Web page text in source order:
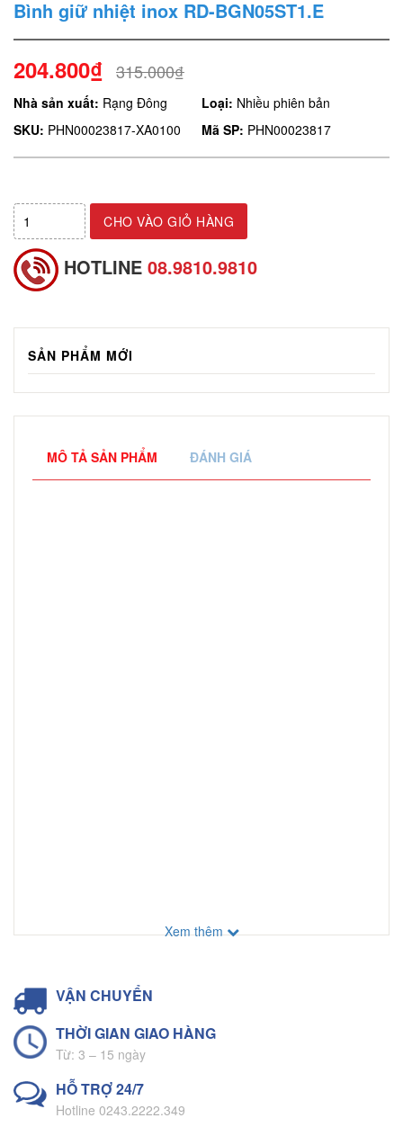
Bình giữ nhiệt inox RD-BGN05ST1.E
204.800₫ 315.000₫
Nhà sản xuất: Rạng Đông Loại: Nhiều phiên bản
SKU: PHN00023817-XA0100 Mã SP: PHN00023817
CHO VÀO GIỎ HÀNG
HOTLINE 08.9810.9810
SẢN PHẨM MỚI
MÔ TẢ SẢN PHẨM ĐÁNH GIÁ
Xem thêm
VẬN CHUYỂN
THỜI GIAN GIAO HÀNG
Từ: 3 – 15 ngày
HỖ TRỢ 24/7
Hotline 0243.2222.349